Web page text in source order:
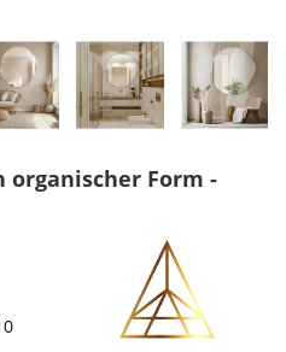
organischer Form -